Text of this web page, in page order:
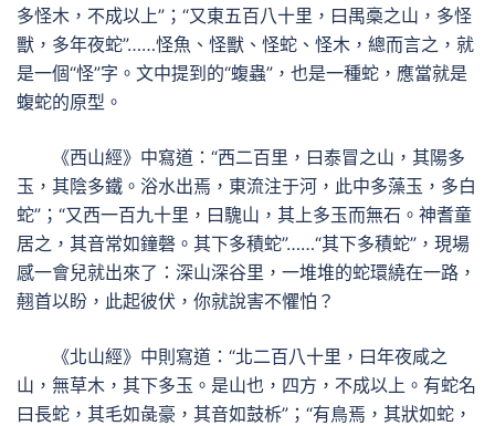
多怪木，不成以上”；“又東五百八十里，曰禺槀之山，多怪
獸，多年夜蛇”……怪魚、怪獸、怪蛇、怪木，總而言之，就
是一個“怪”字。文中提到的“蝮蟲”，也是一種蛇，應當就是
蝮蛇的原型。
《西山經》中寫道：“西二百里，曰泰冒之山，其陽多
玉，其陰多鐵。浴水出焉，東流注于河，此中多藻玉，多白
蛇”；“又西一百九十里，曰騩山，其上多玉而無石。神耆童
居之，其音常如鐘磬。其下多積蛇”……“其下多積蛇”，現場
感一會兒就出來了：深山深谷里，一堆堆的蛇環繞在一路，
翹首以盼，此起彼伏，你就說害不懼怕？
《北山經》中則寫道：“北二百八十里，曰年夜咸之
山，無草木，其下多玉。是山也，四方，不成以上。有蛇名
曰長蛇，其毛如彘豪，其音如鼓柝”；“有鳥焉，其狀如蛇，